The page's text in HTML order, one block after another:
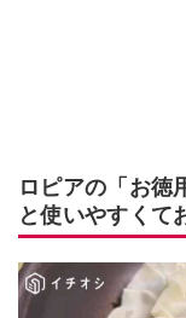
ロピアの「お徳
と使いやすくて